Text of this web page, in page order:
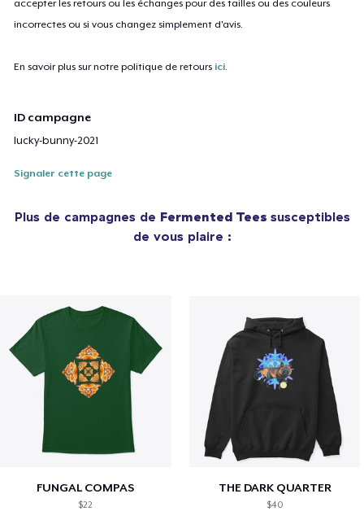
accepter les retours ou les échanges pour des tailles ou des couleurs
incorrectes ou si vous changez simplement d'avis.
En savoir plus sur notre politique de retours ici
ID campagne
lucky-bunny-2021
Signaler cette page
Plus de campagnes de Fermented Tees susceptibles
de vous plaire :
FUNGAL COMPAS
$22
THE DARK QUARTER
$40